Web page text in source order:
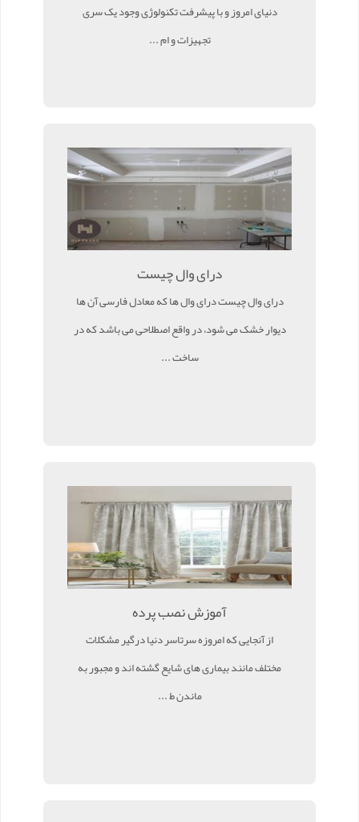
دنیای امروز و با پیشرفت تکنولوژی وجود یک سری
تجهیزات و ام ...
درای وال چیست
درای وال چیست درای وال ها که معادل فارسی آن ها
دیوار خشک می شود، در واقع اصطلاحی می باشد که در
ساخت ...
آموزش نصب پرده
از آنجایی که امروزه سرتاسر دنیا درگیر مشکلات
مختلف مانند بیماری های شایع گشته اند و مجبور به
ماندن ط ...